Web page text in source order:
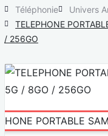
Téléphonie Univers
TELEPHONE
/ 256GO